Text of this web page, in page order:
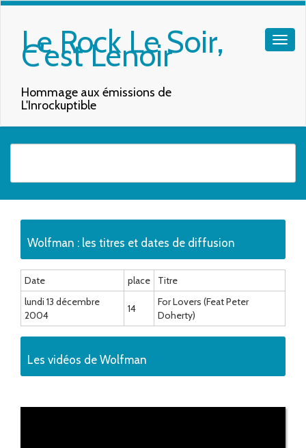
Le Rock Le Soir,
C'est Lenoir
Hommage aux émissions de
L'Inrockuptible
Wolfman : les titres et dates de diffusion
Date place
Titre
lundi 13 décembre
2004
14
For Lovers (Feat Peter
Doherty)
Les vidéos de Wolfman